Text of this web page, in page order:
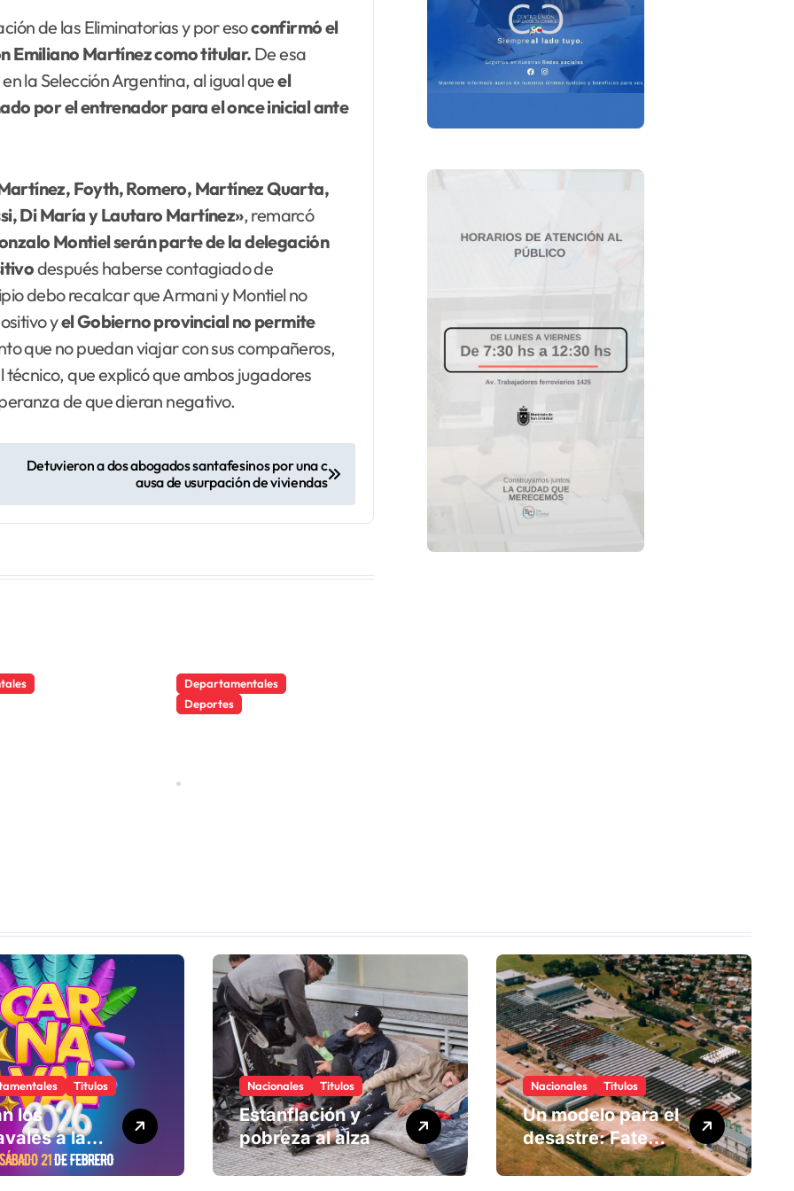
de las Eliminatorias y por esoconfirmó el
Emiliano Martínez como titular. De esa
la Selección Argentina, al igual queel
por el entrenador para el once inicial ante
Foyth, Romero, Martínez Quarta,
Di María y Lautaro Martínez», remarcó
Montiel serán parte de la delegación
después haberse contagiado de
debo recalcar que Armani y Montiel no
yel Gobierno provincial no permite
que no puedan viajar con sus compañeros,
que explicó que ambos jugadores
de que dieran negativo.
Detuvieron a dos abogados santafesinos por una c
ausa de usurpación de viviendas
Departamentales
Deportes
Campeona
Titulos
los
a la
Nacionales Titulos
Estanflación y
pobreza al alza
Nacionales Titulos
Un modelo para el
desastre: Fate
anuncia su cierre